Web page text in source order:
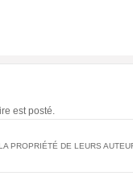
est posté.
PROPRIÉTÉ DE LEURS